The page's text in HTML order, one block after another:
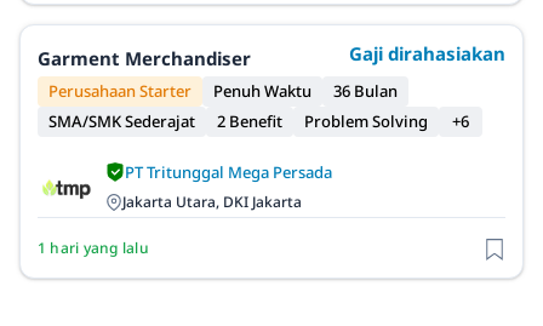
Garment Merchandiser Gaji dirahasiakan
Perusahaan Starter Penuh Waktu
36 Bulan
SMA/SMK Sederajat
2 Benefit Problem Solving +6
PT Tritunggal Mega Persada
Jakarta Utara, DKI Jakarta
1 hari yang lalu